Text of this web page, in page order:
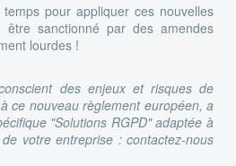
pour appliquer ces nouvelles
sanctionné par des amendes
lourdes !
des enjeux et risques de
ce nouveau règlement européen, a
"Solutions RGPD" adaptée à
votre entreprise : contactez-nous